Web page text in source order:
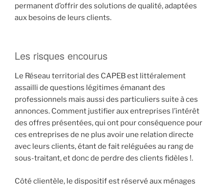
permanent d’offrir des solutions de qualité, adaptées
aux besoins de leurs clients.
Les risques encourus
Le Réseau territorial des CAPEB est littéralement
assailli de questions légitimes émanant des
professionnels mais aussi des particuliers suite à ces
annonces. Comment justifier aux entreprises l’intérêt
des offres présentées, qui ont pour conséquence pour
ces entreprises de ne plus avoir une relation directe
avec leurs clients, étant de fait reléguées au rang de
sous-traitant, et donc de perdre des clients fidèles !.
Côté clientèle, le dispositif est réservé aux ménages